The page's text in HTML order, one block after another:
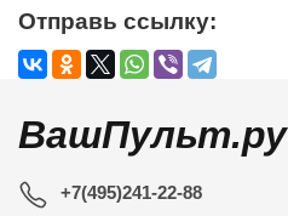
Отправь ссылку:
ВашПульт.ру
+7(495)241-22-88